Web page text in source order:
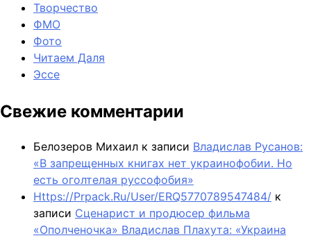
Творчество
ФМО
Фото
Читаем Даля
Эссе
Свежие комментарии
Белозеров Михаил к записи Владислав Русанов:
«В запрещенных книгах нет украинофобии. Но
есть оголтелая руссофобия»
Https://Prpack.Ru/User/ERQ5770789547484/ к
записи Сценарист и продюсер фильма
«Ополченочка» Владислав Плахута: «Украина